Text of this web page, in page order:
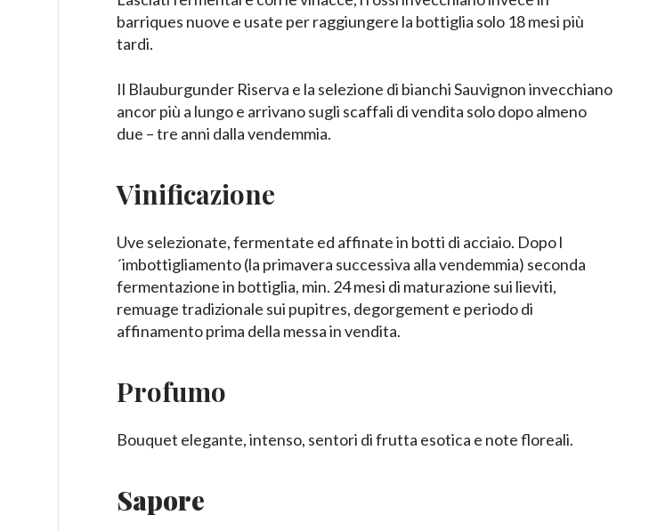
barriques nuove e usate per raggiungere la bottiglia solo 18 mesi più
tardi.
Il Blauburgunder Riserva e la selezione di bianchi Sauvignon invecchiano
ancor più a lungo e arrivano sugli scaffali di vendita solo dopo almeno
due – tre anni dalla vendemmia.
Vinificazione
Uve selezionate, fermentate ed affinate in botti di acciaio. Dopo l
´imbottigliamento (la primavera successiva alla vendemmia) seconda
fermentazione in bottiglia, min. 24 mesi di maturazione sui lieviti,
remuage tradizionale sui pupitres, degorgement e periodo di
affinamento prima della messa in vendita.
Profumo
Bouquet elegante, intenso, sentori di frutta esotica e note floreali.
Sapore